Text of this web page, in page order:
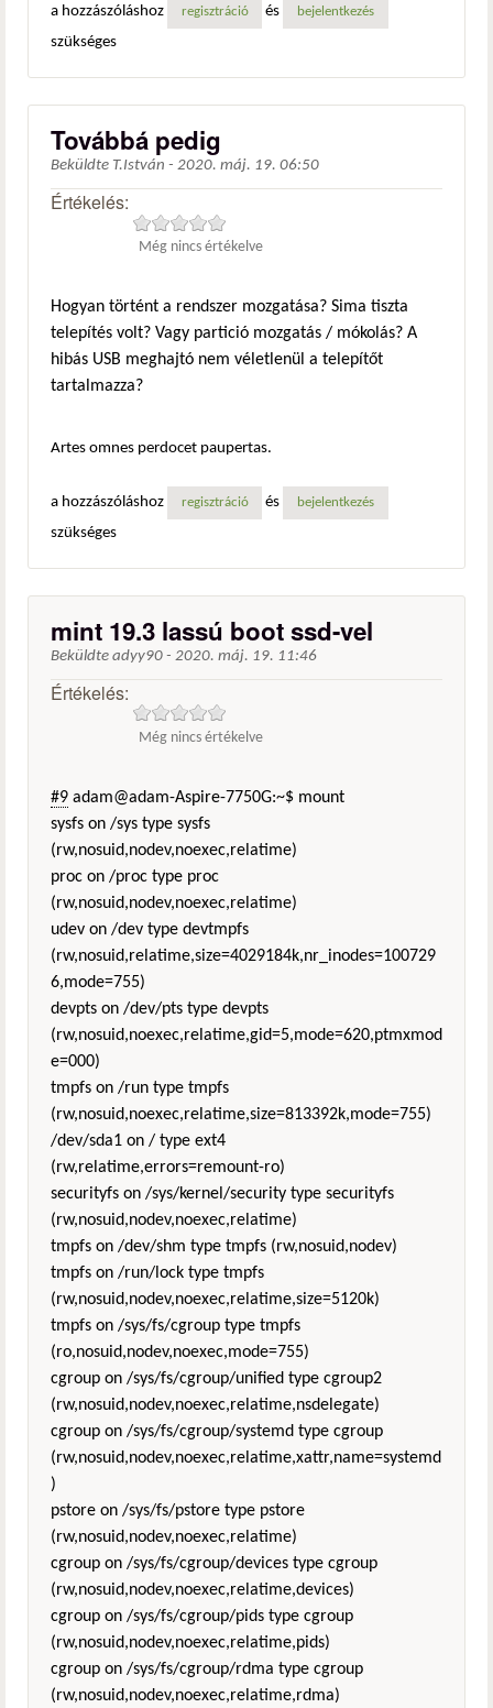
a hozzászóláshoz
regisztráció és bejelentkezés
szükséges
Továbbá pedig
Beküldte T.István - 2020. máj. 19. 06:50
Értékelés:
Még nincs értékelve
Hogyan történt a rendszer mozgatása? Sima tiszta
telepítés volt? Vagy partició mozgatás / mókolás? A
hibás USB meghajtó nem véletlenül a telepítőt
tartalmazza?
Artes omnes perdocet paupertas.
a hozzászóláshoz regisztráció és bejelentkezés
szükséges
mint 19.3 lassú boot ssd-vel
Beküldte adyy90 - 2020. máj. 19. 11:46
Értékelés:
Még nincs értékelve
#9 adam@adam-Aspire-7750G:~$ mount
sysfs on /sys type sysfs
(rw,nosuid,nodev,noexec,relatime)
proc on /proc type proc
(rw,nosuid,nodev,noexec,relatime)
udev on /dev type devtmpfs
(rw,nosuid,relatime,size=4029184k,nr_inodes=100729
6,mode=755)
devpts on /dev/pts type devpts
(rw,nosuid,noexec,relatime,gid=5,mode=620,ptmxmod
e=000)
tmpfs on /run type tmpfs
(rw,nosuid,noexec,relatime,size=813392k,mode=755)
/dev/sda1 on / type ext4
(rw,relatime,errors=remount-ro)
securityfs on /sys/kernel/security type securityfs
(rw,nosuid,nodev,noexec,relatime)
tmpfs on /dev/shm type tmpfs (rw,nosuid,nodev)
tmpfs on /run/lock type tmpfs
(rw,nosuid,nodev,noexec,relatime,size=5120k)
tmpfs on /sys/fs/cgroup type tmpfs
(ro,nosuid,nodev,noexec,mode=755)
cgroup on /sys/fs/cgroup/unified type cgroup2
(rw,nosuid,nodev,noexec,relatime,nsdelegate)
cgroup on /sys/fs/cgroup/systemd type cgroup
(rw,nosuid,nodev,noexec,relatime,xattr,name=systemd
)
pstore on /sys/fs/pstore type pstore
(rw,nosuid,nodev,noexec,relatime)
cgroup on /sys/fs/cgroup/devices type cgroup
(rw,nosuid,nodev,noexec,relatime,devices)
cgroup on /sys/fs/cgroup/pids type cgroup
(rw,nosuid,nodev,noexec,relatime,pids)
cgroup on /sys/fs/cgroup/rdma type cgroup
(rw,nosuid,nodev,noexec,relatime,rdma)